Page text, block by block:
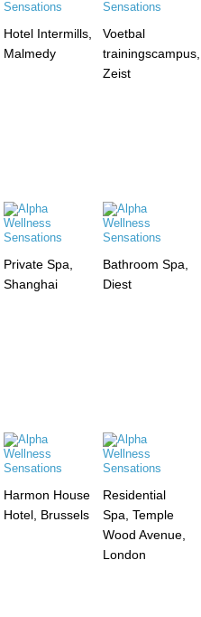
Hotel Intermills,
Malmedy
Voetbal
trainingscampus,
Zeist
Private Spa,
Shanghai
Bathroom Spa,
Diest
Harmon House
Hotel, Brussels
Residential
Spa, Temple
Wood Avenue,
London